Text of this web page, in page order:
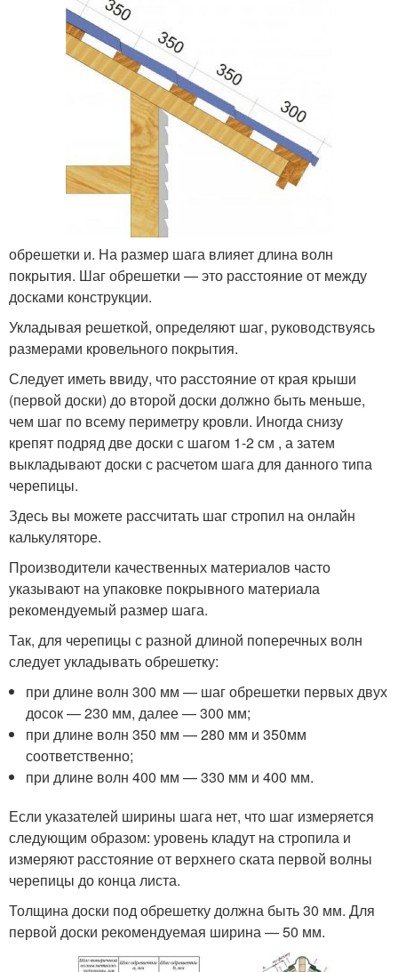
обрешетки и. На размер шага влияет длина волн
покрытия. Шаг обрешетки — это расстояние от между
досками конструкции.
Укладывая решеткой, определяют шаг, руководствуясь
размерами кровельного покрытия.
Следует иметь ввиду, что расстояние от края крыши
(первой доски) до второй доски должно быть меньше,
чем шаг по всему периметру кровли. Иногда снизу
крепят подряд две доски с шагом 1-2 см , а затем
выкладывают доски с расчетом шага для данного типа
черепицы.
Здесь вы можете рассчитать шаг стропил на онлайн
калькуляторе.
Производители качественных материалов часто
указывают на упаковке покрывного материала
рекомендуемый размер шага.
Так, для черепицы с разной длиной поперечных волн
следует укладывать обрешетку:
при длине волн 300 мм — шаг обрешетки первых двух
досок — 230 мм, далее — 300 мм;
при длине волн 350 мм — 280 мм и 350мм
соответственно;
при длине волн 400 мм — 330 мм и 400 мм.
Если указателей ширины шага нет, что шаг измеряется
следующим образом: уровень кладут на стропила и
измеряют расстояние от верхнего ската первой волны
черепицы до конца листа.
Толщина доски под обрешетку должна быть 30 мм. Для
первой доски рекомендуемая ширина — 50 мм.